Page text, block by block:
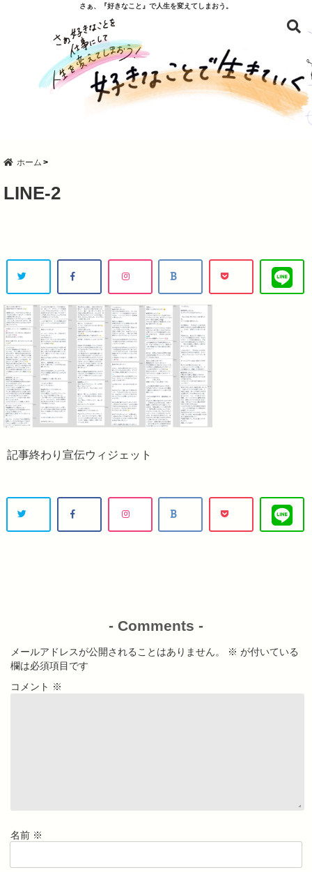
さぁ、『好きなこと』で人生を変えてしまおう。
ホーム
LINE-2
記事終わり宣伝ウィジェット
- Comments -
メールアドレスが公開されることはありません。 ※ が付いている
欄は必須項目です
コメント ※
名前 ※